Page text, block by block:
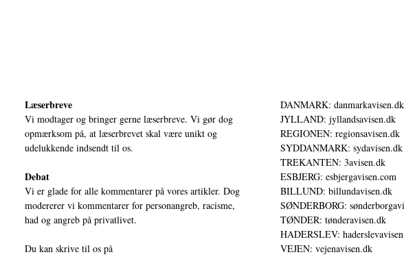
Læserbreve
Vi modtager og bringer gerne læserbreve. Vi gør dog
opmærksom på, at læserbrevet skal være unikt og
udelukkende indsendt til os.
Debat
Vi er glade for alle kommentarer på vores artikler. Dog
modererer vi kommentarer for personangreb, racisme,
had og angreb på privatlivet.
Du kan skrive til os på
DANMARK: danmarkavisen.dk
JYLLAND: jyllandsavisen.dk
REGIONEN: regionsavisen.dk
SYDDANMARK: sydavisen.dk
TREKANTEN: 3avisen.dk
ESBJERG: esbjergavisen.com
BILLUND: billundavisen.dk
SØNDERBORG:
TØNDER: tønderavisen.dk
HADERSLEV:
VEJEN: vejenavisen.dk